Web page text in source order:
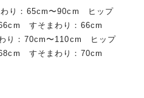
り：65cm〜90cm ヒップ
すそまわり：66cm
り：70cm〜110cm ヒップ
すそまわり：70cm